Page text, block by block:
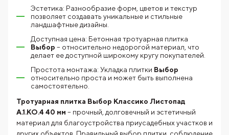
Эстетика: Разнообразие форм, цветов и текстур
позволяет создавать уникальные и стильные
ландшафтные дизайны.
Доступная цена: Бетонная тротуарная плитка
Выбор – относительно недорогой материал, что
делает ее доступной широкому кругу покупателей.
Простота монтажа: Укладка плитки Выбор
относительно проста и может быть выполнена
самостоятельно.
Тротуарная плитка Выбор Классико Листопад
А.1.КО.4 40 мм – прочный, долговечный и эстетичный
материал для благоустройства приусадебных участков и
других объектов. Правильный выбор плитки, соблюдение